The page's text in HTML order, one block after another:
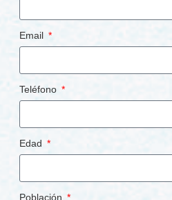
Email
Teléfono
Edad
Población